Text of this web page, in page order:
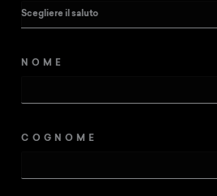
NOME
COGNOME